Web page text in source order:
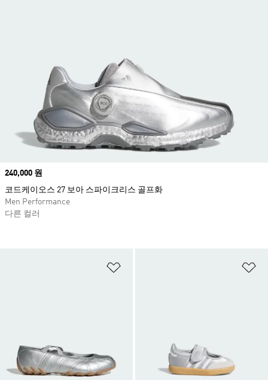
Price
240,000 원
코드케이오스 27 보아 스파이크리스 골프화
Men Performance
다른 컬러